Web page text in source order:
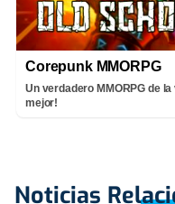
Corepunk MMORPG
Un verdadero MMORPG de
mejor!
Noticias